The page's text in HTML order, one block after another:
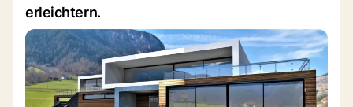
erleichtern.